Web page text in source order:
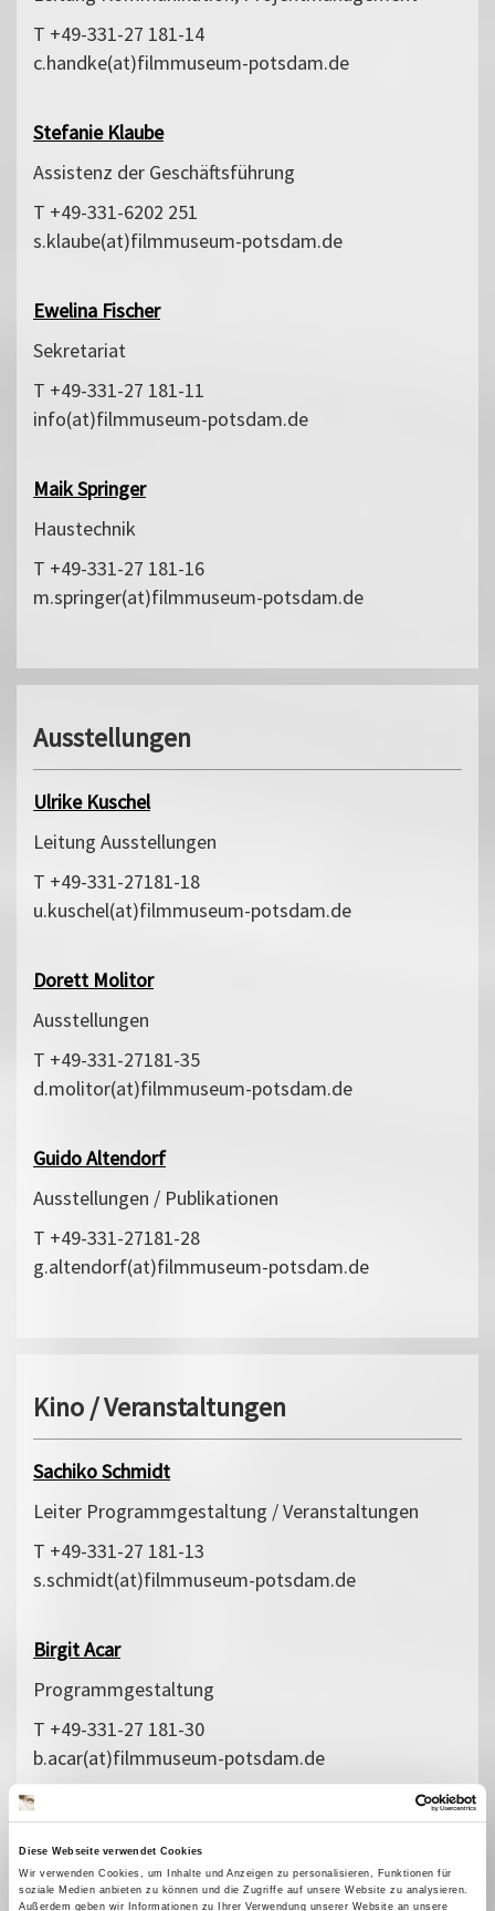
Diese Webseite verwendet Cookies
Wir verwenden Cookies, um Inhalte und Anzeigen zu personalisieren, Funktionen für
soziale Medien anbieten zu können und die Zugriffe auf unsere Website zu analysieren.
Außerdem geben wir Informationen zu Ihrer Verwendung unserer Website an unsere
T +49-331-27 181-14
c.handke(at)filmmuseum-potsdam.de
Stefanie Klaube
Assistenz der Geschäftsführung
T +49-331-6202 251
s.klaube(at)filmmuseum-potsdam.de
Ewelina Fischer
Se­kre­ta­ri­at
T +49-331-27 181-11
info(at)filmmuseum-potsdam.de
Maik Springer
Haustechnik
T +49-331-27 181-16
m.springer(at)filmmuseum-potsdam.de
Ausstellungen
Ulrike Kuschel
Leitung Ausstellungen
T +49-331-27181-18
u.kuschel(at)filmmuseum-potsdam.de
Dorett Molitor
Ausstellungen
T +49-331-27181-35
d.molitor(at)filmmuseum-potsdam.de
Guido Altendorf
Ausstellungen / Publikationen
T +49-331-27181-28
g.altendorf(at)filmmuseum-potsdam.de
Kino / Veranstaltungen
Sachiko Schmidt
Leiter Programmgestaltung / Veranstaltungen
T +49-331-27 181-13
s.schmidt(at)filmmuseum-potsdam.de
Birgit Acar
Programmgestaltung
T +49-331-27 181-30
b.acar(at)filmmuseum-potsdam.de
Kay Schönherr
Kinoleitung / Vermietung / Programmgestaltung